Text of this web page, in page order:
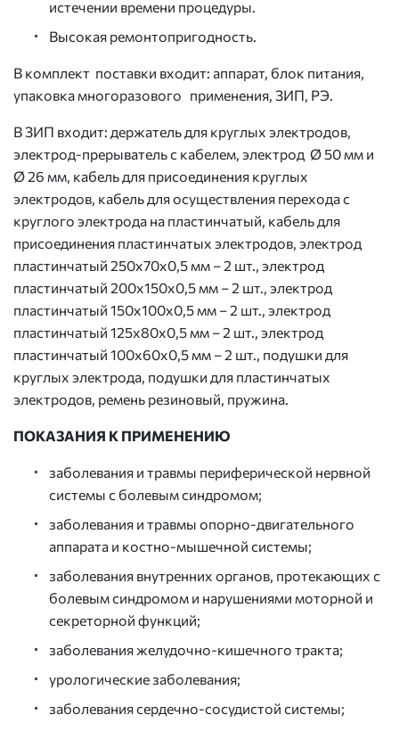
истечении времени процедуры.
Высокая ремонтопригодность.
В комплект поставки входит: аппарат, блок питания,
упаковка многоразового применения, ЗИП, РЭ.
В ЗИП входит: держатель для круглых электродов,
электрод-прерыватель с кабелем, электрод Ø 50 мм и
Ø 26 мм, кабель для присоединения круглых
электродов, кабель для осуществления перехода с
круглого электрода на пластинчатый, кабель для
присоединения пластинчатых электродов, электрод
пластинчатый 250х70х0,5 мм – 2 шт., электрод
пластинчатый 200х150х0,5 мм – 2 шт., электрод
пластинчатый 150х100х0,5 мм – 2 шт., электрод
пластинчатый 125х80х0,5 мм – 2 шт., электрод
пластинчатый 100х60х0,5 мм – 2 шт., подушки для
круглых электрода, подушки для пластинчатых
электродов, ремень резиновый, пружина.
ПОКАЗАНИЯ К ПРИМЕНЕНИЮ
заболевания и травмы периферической нервной
системы с болевым синдромом;
заболевания и травмы опорно-двигательного
аппарата и костно-мышечной системы;
заболевания внутренних органов, протекающих с
болевым синдромом и нарушениями моторной и
секреторной функций;
заболевания желудочно-кишечного тракта;
урологические заболевания;
заболевания сердечно-сосудистой системы;